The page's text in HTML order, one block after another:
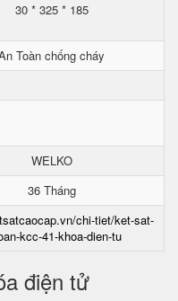
30 * 325 * 185
Toàn chống cháy
WELKO
36 Tháng
chi-tiet/ket-sat-
kcc-41-khoa-dien-tu
điện tử